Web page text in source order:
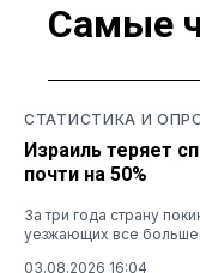
Самые
СТАТИСТИКА И
Израиль теряет
почти на 50%
За три года страну
уезжающих все
03.08.2026 16:04